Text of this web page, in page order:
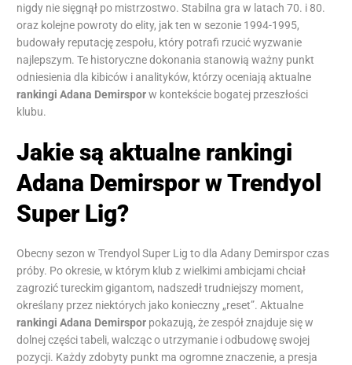
nigdy nie sięgnął po mistrzostwo. Stabilna gra w latach 70. i 80.
oraz kolejne powroty do elity, jak ten w sezonie 1994-1995,
budowały reputację zespołu, który potrafi rzucić wyzwanie
najlepszym. Te historyczne dokonania stanowią ważny punkt
odniesienia dla kibiców i analityków, którzy oceniają aktualne
rankingi Adana Demirsporw kontekście bogatej przeszłości
klubu.
Jakie są aktualne rankingi
Adana Demirspor w Trendyol
Super Lig?
Obecny sezon w Trendyol Super Lig to dla Adany Demirspor czas
próby. Po okresie, w którym klub z wielkimi ambicjami chciał
zagrozić tureckim gigantom, nadszedł trudniejszy moment,
określany przez niektórych jako konieczny „reset”. Aktualne
rankingi Adana Demirspor pokazują, że zespół znajduje się w
dolnej części tabeli, walcząc o utrzymanie i odbudowę swojej
pozycji. Każdy zdobyty punkt ma ogromne znaczenie, a presja